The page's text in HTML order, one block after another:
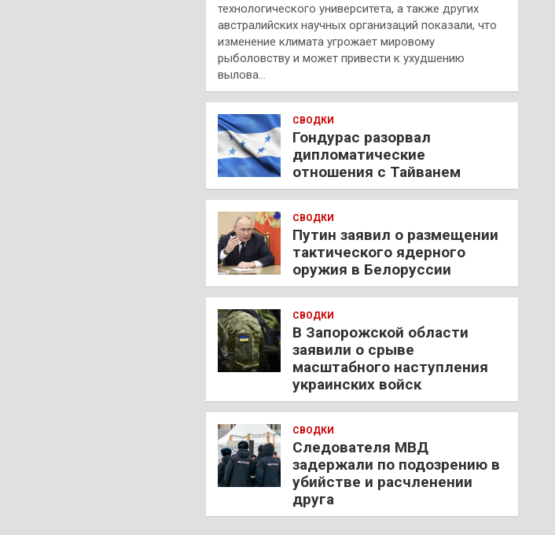
технологического университета, а также других
австралийских научных организаций показали, что
изменение климата угрожает мировому
рыболовству и может привести к ухудшению
вылова…
СВОДКИ
Гондурас разорвал
дипломатические
отношения с Тайванем
СВОДКИ
Путин заявил о размещении
тактического ядерного
оружия в Белоруссии
СВОДКИ
В Запорожской области
заявили о срыве
масштабного наступления
украинских войск
СВОДКИ
Следователя МВД
задержали по подозрению в
убийстве и расчленении
друга